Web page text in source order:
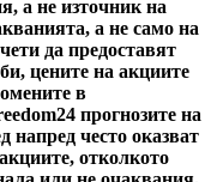
а не източник на
а не само на
да предоставят
цените на акциите
в
прогнозите на
напред често оказват
отколкото